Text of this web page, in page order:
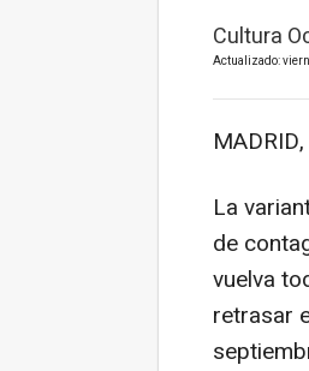
Cultura
Actualizado:
La
de
vuelva
retrasar